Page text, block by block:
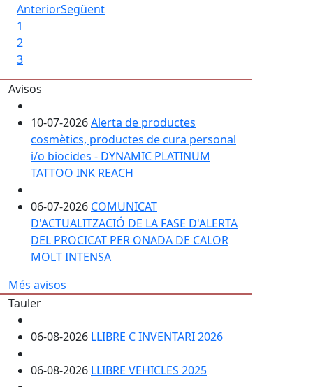
AnteriorSegüent
1
2
3
Avisos
10-07-2026Alerta de productes
cosmètics, productes de cura personal
i/o biocides - DYNAMIC PLATINUM
TATTOO INK REACH
06-07-2026 COMUNICAT
D'ACTUALITZACIÓ DE LA FASE D'ALERTA
DEL PROCICAT PER ONADA DE CALOR
MOLT INTENSA
Més avisos
Tauler
06-08-2026 LLIBRE C INVENTARI 2026
06-08-2026 LLIBRE VEHICLES 2025